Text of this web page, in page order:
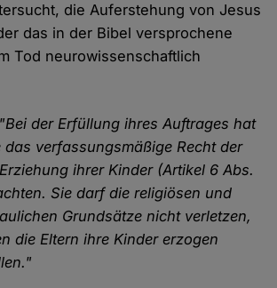
die Auferstehung von Jesus
das in der Bibel versprochene
Tod neurowissenschaftlich
"Bei der Erfüllung ihres Auftrages hat
das verfassungsmäßige Recht der
ihrer Kinder (Artikel 6 Abs.
Sie darf die religiösen und
Grundsätze nicht verletzen,
die Eltern ihre Kinder erzogen